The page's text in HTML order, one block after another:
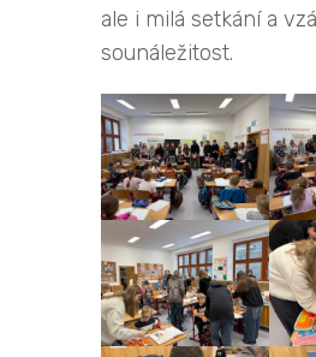
ale i milá setkání a
sounáležitost.